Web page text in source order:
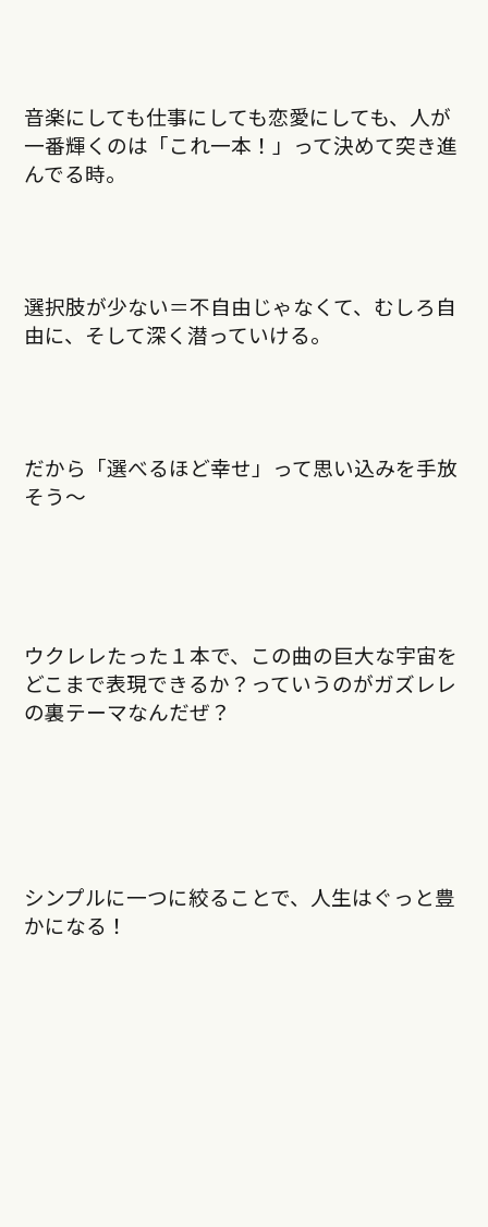
音楽にしても仕事にしても恋愛にしても、人が
一番輝くのは「これ一本！」って決めて突き進
んでる時。
選択肢が少ない＝不自由じゃなくて、むしろ自
由に、そして深く潜っていける。
だから「選べるほど幸せ」って思い込みを手放
そう〜
ウクレレたった１本で、この曲の巨大な宇宙を
どこまで表現できるか？っていうのがガズレレ
の裏テーマなんだぜ？
シンプルに一つに絞ることで、人生はぐっと豊
かになる！